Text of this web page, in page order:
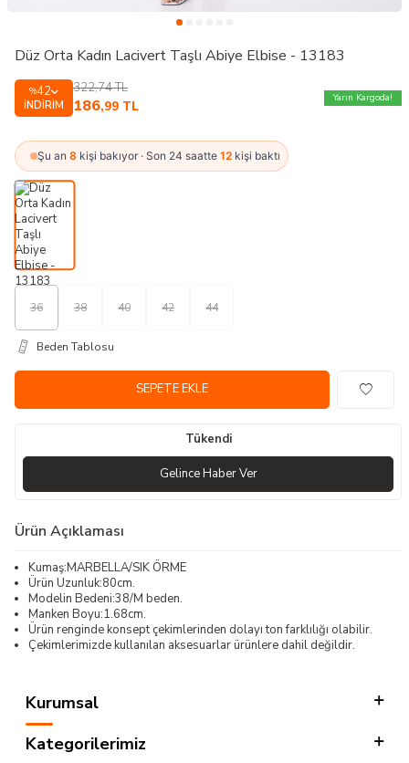
Düz Orta Kadın Lacivert Taşlı Abiye Elbise - 13183
%42
İNDIRIM
322,74TL
186,99 TL
Yarın Kargoda!
Şu an 8 kişi bakıyor · Son 24 saatte 12 kişi baktı
36 38 40 42 44
Beden Tablosu
SEPETE EKLE
Tükendi
Gelince Haber Ver
Ürün Açıklaması
Kumaş:MARBELLA/SIK ÖRME
Ürün Uzunluk:80cm.
Modelin Bedeni:38/M beden.
Manken Boyu:1.68cm.
Ürün renginde konsept çekimlerinden dolayı ton farklılığı olabilir.
Çekimlerimizde kullanılan aksesuarlar ürünlere dahil değildir.
Kurumsal
Kategorilerimiz